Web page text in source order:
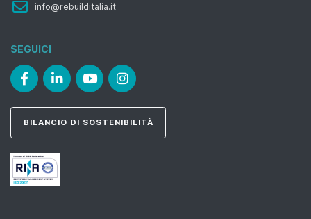
info@rebuilditalia.it
SEGUICI
BILANCIO DI SOSTENIBILITÀ